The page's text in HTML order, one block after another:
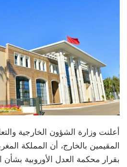
أعلنت وزارة الشؤون الخارجية
المقيمين بالخارج، أن المملكة
بقرار محكمة العدل الأوروبية بشأن